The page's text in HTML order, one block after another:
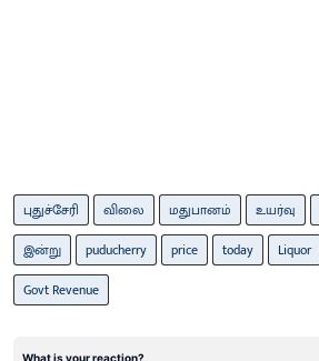
புதுச்சேரி விலை மதுபானம் உயர்வு
இன்று
puducherry price today Liquor
Govt Revenue